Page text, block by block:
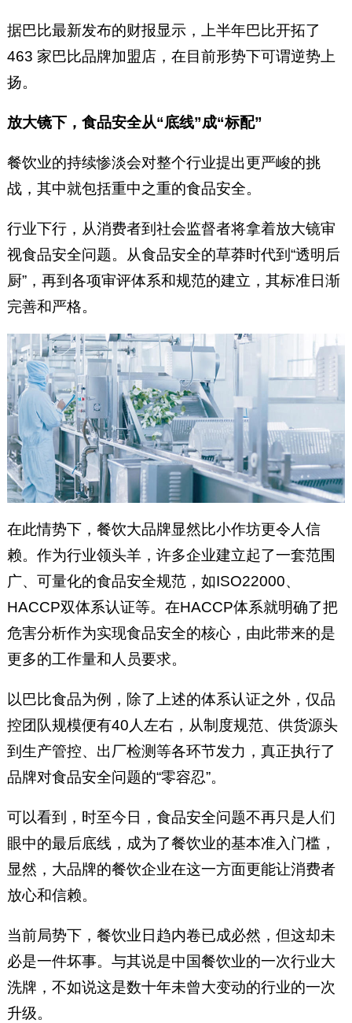
据巴比最新发布的财报显示，上半年巴比开拓了
463 家巴比品牌加盟店，在目前形势下可谓逆势上
扬。
放大镜下，食品安全从“底线”成“标配”
餐饮业的持续惨淡会对整个行业提出更严峻的挑
战，其中就包括重中之重的食品安全。
行业下行，从消费者到社会监督者将拿着放大镜审
视食品安全问题。从食品安全的草莽时代到“透明后
厨”，再到各项审评体系和规范的建立，其标准日渐
完善和严格。
在此情势下，餐饮大品牌显然比小作坊更令人信
赖。作为行业领头羊，许多企业建立起了一套范围
广、可量化的食品安全规范，如ISO22000、
HACCP双体系认证等。在HACCP体系就明确了把
危害分析作为实现食品安全的核心，由此带来的是
更多的工作量和人员要求。
以巴比食品为例，除了上述的体系认证之外，仅品
控团队规模便有40人左右，从制度规范、供货源头
到生产管控、出厂检测等各环节发力，真正执行了
品牌对食品安全问题的“零容忍”。
可以看到，时至今日，食品安全问题不再只是人们
眼中的最后底线，成为了餐饮业的基本准入门槛，
显然，大品牌的餐饮企业在这一方面更能让消费者
放心和信赖。
当前局势下，餐饮业日趋内卷已成必然，但这却未
必是一件坏事。与其说是中国餐饮业的一次行业大
洗牌，不如说这是数十年未曾大变动的行业的一次
升级。